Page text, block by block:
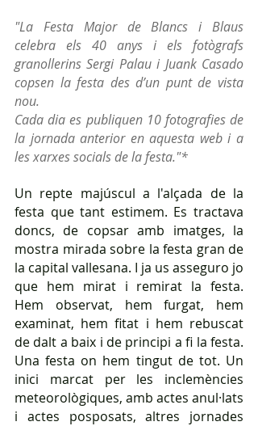
"La Festa Major de Blancs i Blaus
celebra els 40 anys i els fotògrafs
granollerins Sergi Palau i Juank Casado
copsen la festa des d’un punt de vista
nou.
Cada dia es publiquen 10 fotografies de
la jornada anterior en aquesta web i a
les xarxes socials de la festa."*
Un repte majúscul a l'alçada de la
festa que tant estimem. Es tractava
doncs, de copsar amb imatges, la
mostra mirada sobre la festa gran de
la capital vallesana. I ja us asseguro jo
que hem mirat i remirat la festa.
Hem observat, hem furgat, hem
examinat, hem fitat i hem rebuscat
de dalt a baix i de principi a fi la festa.
Una festa on hem tingut de tot. Un
inici marcat per les inclemències
meteorològiques, amb actes anul·lats
i actes posposats, altres jornades